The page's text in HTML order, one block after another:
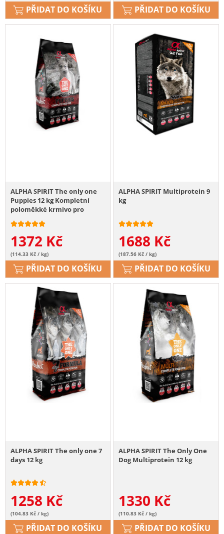
PŘIDAT DO KOŠÍKU PŘIDAT DO KOŠÍKU
ALPHA SPIRIT The only one
Puppies 12 kg Kompletní
poloměkké krmivo pro
štěňata
1372 Kč
(114.33 Kč / kg)
PŘIDAT DO KOŠÍKU
ALPHA SPIRIT Multiprotein 9
kg
1688 Kč
(187.56 Kč / kg)
PŘIDAT DO KOŠÍKU
ALPHA SPIRIT The only one 7
days 12 kg
1258 Kč
(104.83 Kč / kg)
PŘIDAT DO KOŠÍKU
ALPHA SPIRIT The Only One
Dog Multiprotein 12 kg
1330 Kč
(110.83 Kč / kg)
PŘIDAT DO KOŠÍKU